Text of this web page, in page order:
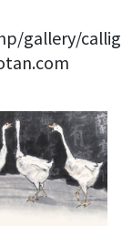
gallery/